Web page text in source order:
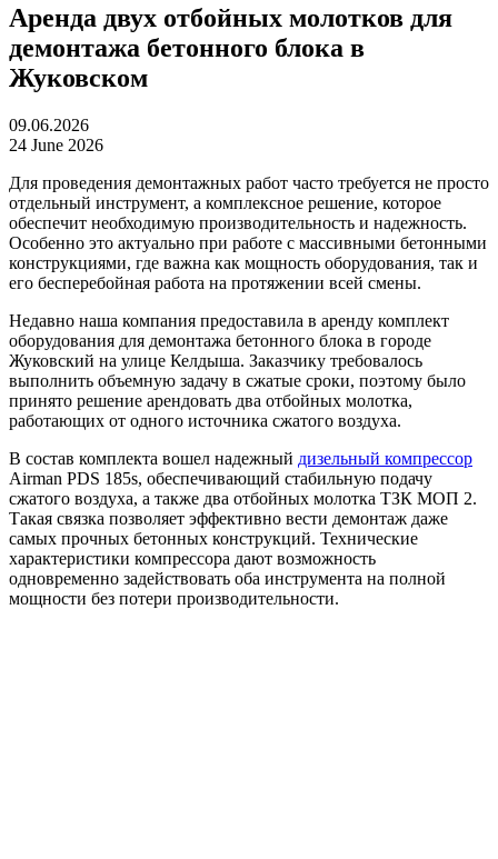
Аренда двух отбойных молотков для
демонтажа бетонного блока в
Жуковском
09.06.2026
24 June 2026
Для проведения демонтажных работ часто требуется не просто
отдельный инструмент, а комплексное решение, которое
обеспечит необходимую производительность и надежность.
Особенно это актуально при работе с массивными бетонными
конструкциями, где важна как мощность оборудования, так и
его бесперебойная работа на протяжении всей смены.
Недавно наша компания предоставила в аренду комплект
оборудования для демонтажа бетонного блока в городе
Жуковский на улице Келдыша. Заказчику требовалось
выполнить объемную задачу в сжатые сроки, поэтому было
принято решение арендовать два отбойных молотка,
работающих от одного источника сжатого воздуха.
В состав комплекта вошел надежный дизельный компрессор
Airman PDS 185s, обеспечивающий стабильную подачу
сжатого воздуха, а также два отбойных молотка ТЗК МОП 2.
Такая связка позволяет эффективно вести демонтаж даже
самых прочных бетонных конструкций. Технические
характеристики компрессора дают возможность
одновременно задействовать оба инструмента на полной
мощности без потери производительности.